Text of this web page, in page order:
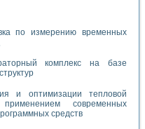
по измерению временных
комплекс на базе
и оптимизации тепловой
современных
средств